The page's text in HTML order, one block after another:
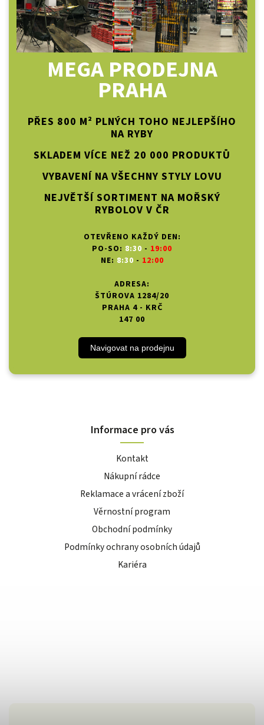
MEGA PRODEJNA
PRAHA
PŘES 800 M² PLNÝCH TOHO NEJLEPŠÍHO
NA RYBY
SKLADEM VÍCE NEŽ 20 000 PRODUKTŮ
VYBAVENÍ NA VŠECHNY STYLY LOVU
NEJVĚTŠÍ SORTIMENT NA MOŘSKÝ
RYBOLOV V ČR
OTEVŘENO KAŽDÝ DEN:
PO-SO: 8:30 - 19:00
NE: 8:30 - 12:00
ADRESA:
ŠTÚROVA 1284/20
PRAHA 4 - KRČ
147 00
Navigovat na prodejnu
Informace pro vás
Kontakt
Nákupní rádce
Reklamace a vrácení zboží
Věrnostní program
Obchodní podmínky
Podmínky ochrany osobních údajů
Kariéra